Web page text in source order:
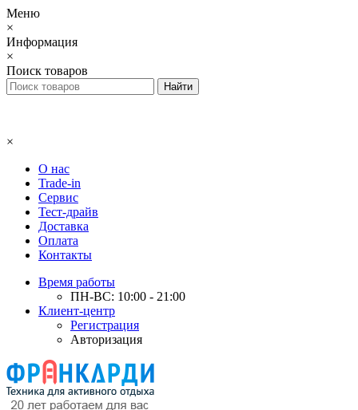
Меню
×
Информация
×
Поиск товаров
×
О нас
Trade-in
Сервис
Тест-драйв
Доставка
Оплата
Контакты
Время работы
ПН-ВС: 10:00 - 21:00
Клиент-центр
Регистрация
Авторизация